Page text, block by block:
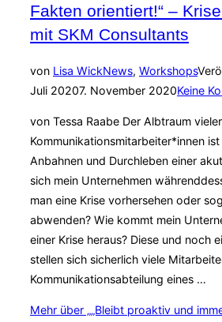
Fakten orientiert!“ –
mit SKM Consultants
von Lisa WickNews, Workshops
Juli 20207. November 2020Keine
von Tessa Raabe Der Albtraum vieler
Kommunikationsmitarbeiter*innen
Anbahnen und Durchleben einer
sich mein Unternehmen
man eine Krise vorhersehen oder
abwenden? Wie kommt mein
einer Krise heraus? Diese und noch
stellen sich sicherlich viele
Kommunikationsabteilung eines …
Mehr über „„Bleibt proaktiv und